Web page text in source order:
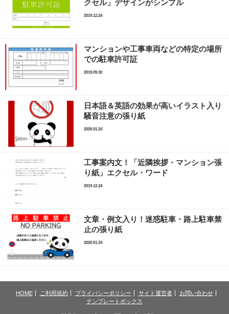
クセル」デザインがシンプル
2019.12.24
マンションや工事車両などの特定の場所
での駐車許可証
2019.09.30
日本語＆英語の効果が高いイラスト入り
騒音注意の張り紙
2020.01.24
工事案内文！「近隣挨拶・マンション張
り紙」エクセル・ワード
2019.12.24
文章・例文入り！迷惑駐車・路上駐車禁
止の張り紙
2020.01.24
HOME ご利用規約 プライバシーポリシー サイト運営者
お問い合わせ
テンプレートボックス